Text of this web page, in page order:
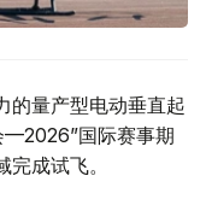
的量产型电动垂直起
—2026”国际赛事期
成试飞。